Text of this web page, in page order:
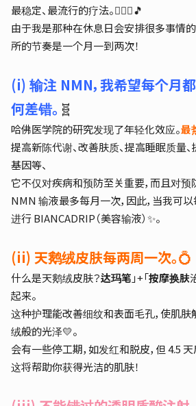
最稳定、最流行的疗法。💁🏻‍♀️🎵
由于我是那种在休息日会安排很多事情
所的节奏是一个月一到两次！
(i) 输注 NMN，我希望每个月
何差错。 🧬
哈佛医学院的研究发现了年轻化效应。最
提高新陈代谢、改善肤质、提高睡眠质量
基因等、
它不仅对疾病和预防至关重要，而且对
NMN 输液最多每月一次，因此，当我可
进行 BIANCADRIP（美容输液）✨。
(ii) 天鹅绒皮肤每两周一次。💍
什么是天鹅绒皮肤？达玛笔 」+「按摩换肤
起来。
这种护理能改善细纹和表面毛孔，使肌肤
绒般的光泽💛。
会有一些停工期，如发红和脱皮，但 4.5 天
这将帮助你获得光洁的肌肤！